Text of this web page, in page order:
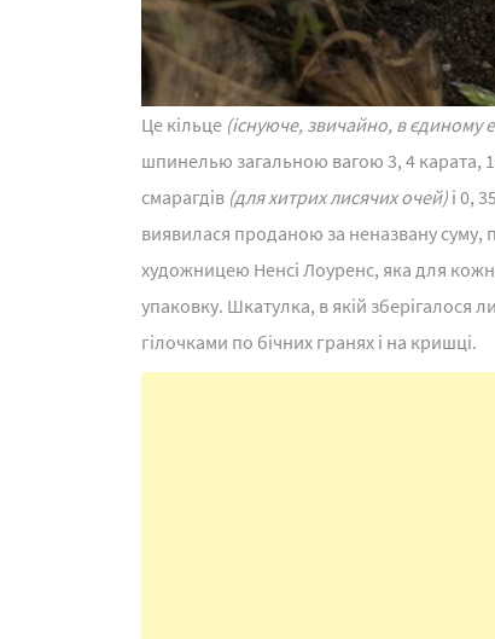
Це кільце (існуюче, звичайно, в єдиному
шпинелью загальною вагою 3, 4 карата,
смарагдів (для хитрих лисячих очей) і 0,
виявилася проданою за неназвану суму,
художницею Ненсі Лоуренс, яка для
упаковку. Шкатулка, в якій зберігалося
гілочками по бічних гранях і на кришці.